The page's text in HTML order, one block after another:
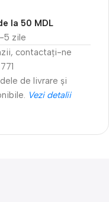
5 zile
la 50 MDL
contactați-ne
de livrare și
Vezi detalii